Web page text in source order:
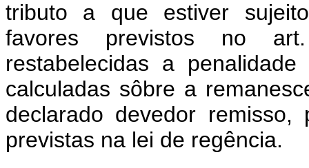
tributo a que estiver
favores previstos no
restabelecidas a
calculadas sôbre a
declarado devedor
previstas na lei de regência.